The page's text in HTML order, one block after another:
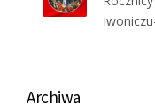
Archiwa